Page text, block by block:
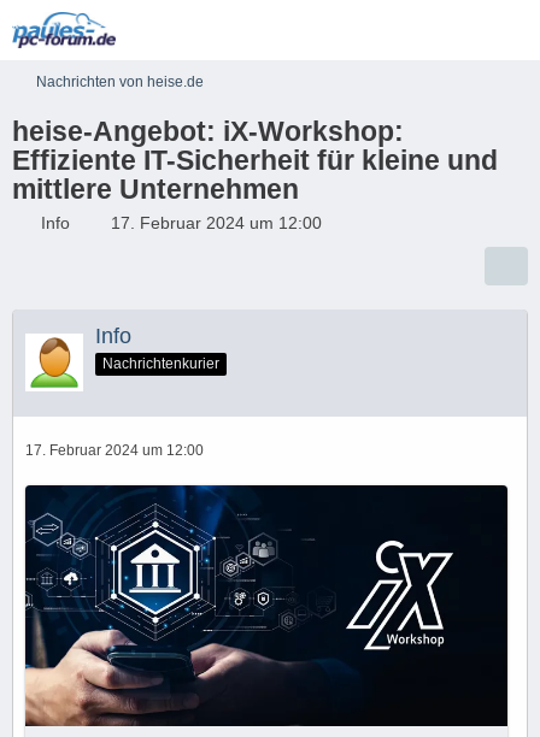
Nachrichten von heise.de
heise-Angebot: iX-Workshop:
Effiziente IT-Sicherheit für kleine und
mittlere Unternehmen
Info 17. Februar 2024 um 12:00
Info
Nachrichtenkurier
17. Februar 2024 um 12:00